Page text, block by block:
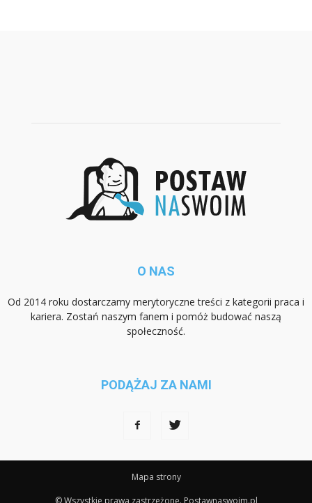
O NAS
Od 2014 roku dostarczamy merytoryczne treści z kategorii praca i
kariera. Zostań naszym fanem i pomóż budować naszą
społeczność.
PODĄŻAJ ZA NAMI
Mapa strony
© Wszystkie prawa zastrzeżone. Postawnaswoim.pl